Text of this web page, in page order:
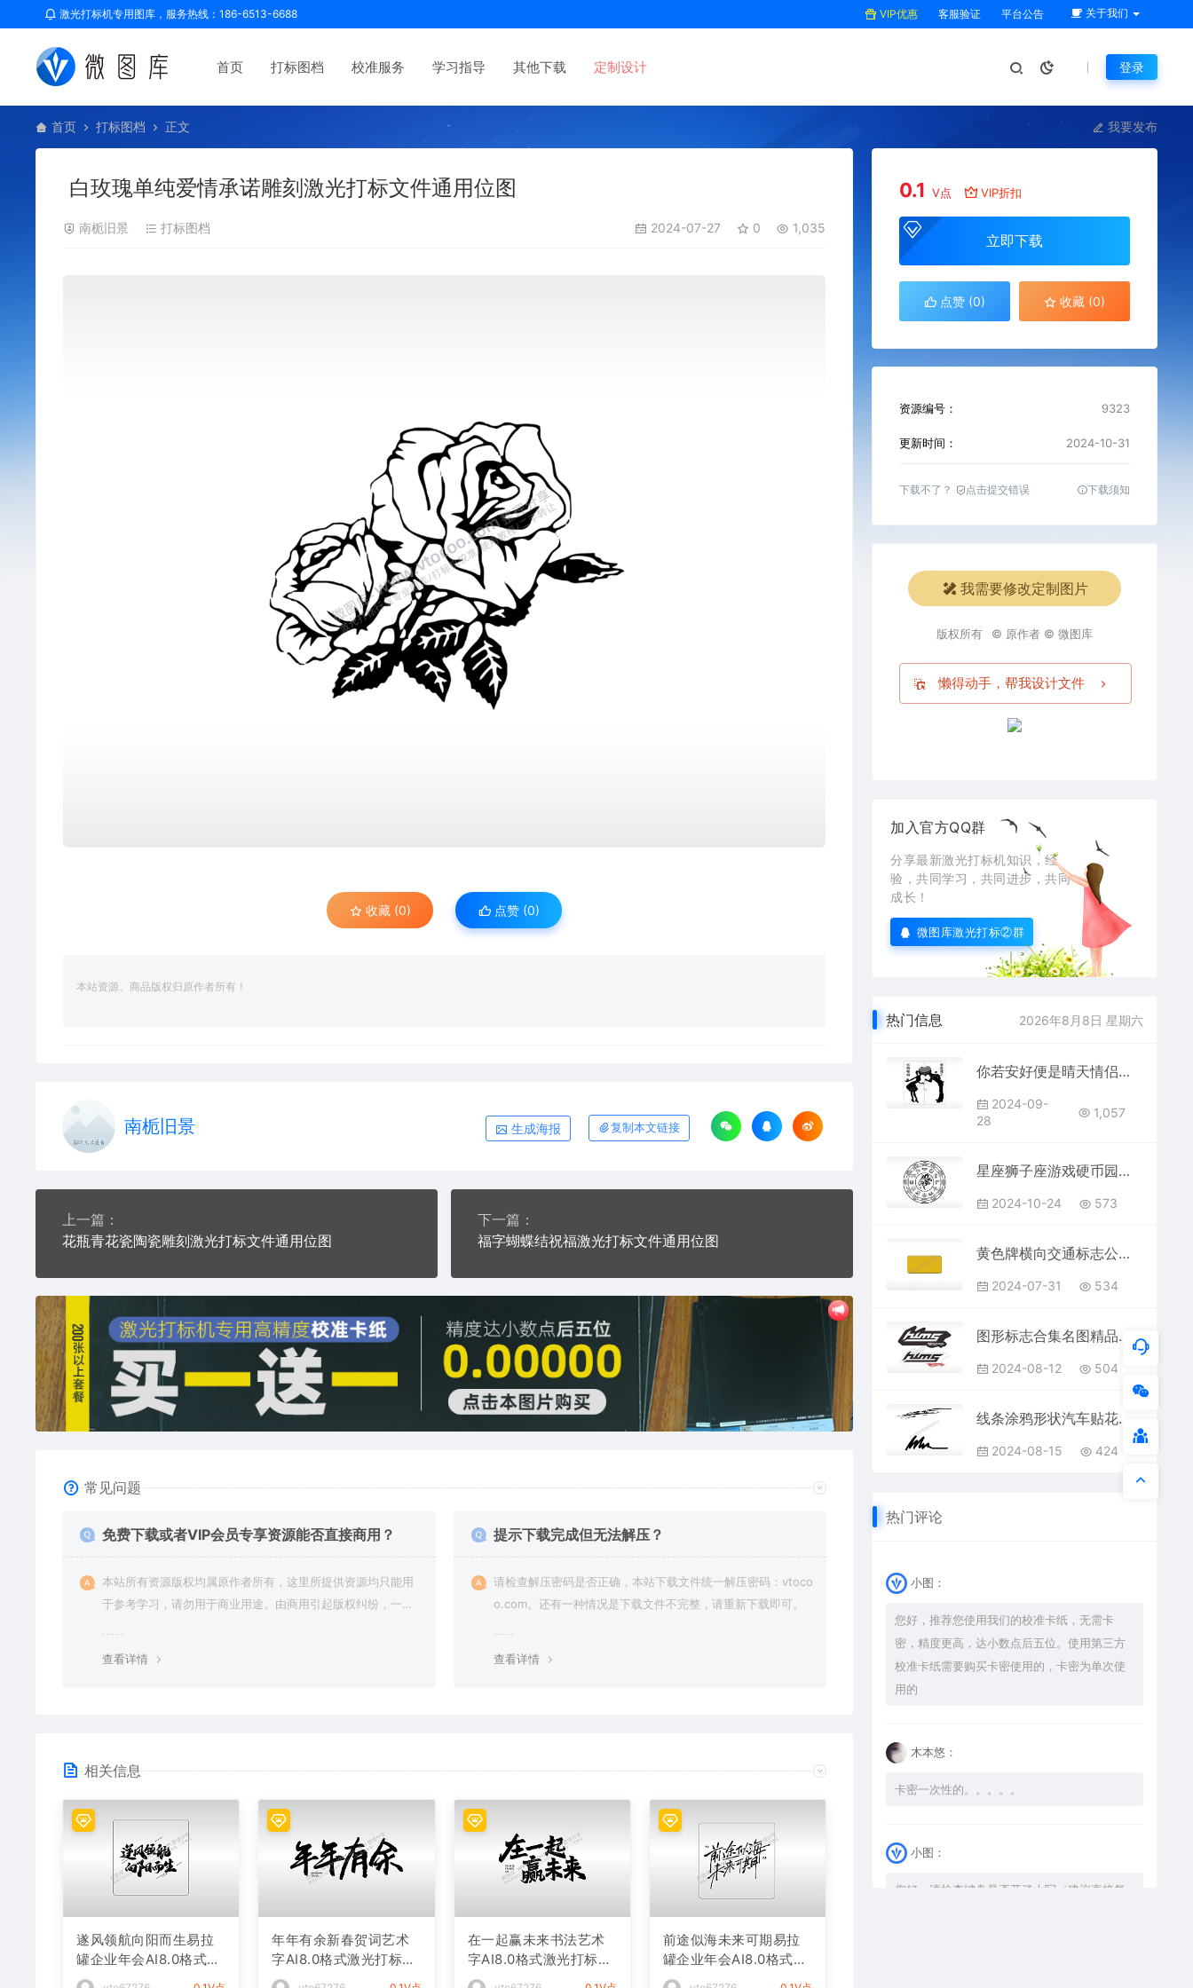
激光打标机专用图库，服务热线：186-6513-6688 VIP优惠 客服验证 平台公告 关于我们
首页 打标图档 校准服务 学习指导 其他下载 定制设计 登录
首页 打标图档 正文 我要发布
白玫瑰单纯爱情承诺雕刻激光打标文件通用位图
南栀旧景 打标图档 2024-07-27 0 1,035
收藏 (0) 点赞 (0)
本站资源、商品版权归原作者所有！
南栀旧景 生成海报 复制本文链接
上一篇：
花瓶青花瓷陶瓷雕刻激光打标文件通用位图
下一篇：
福字蝴蝶结祝福激光打标文件通用位图
常见问题
免费下载或者VIP会员专享资源能否直接商用？
本站所有资源版权均属原作者所有，这里所提供资源均只能用
于参考学习，请勿用于商业用途。由商用引起版权纠纷，一切
查看详情
提示下载完成但无法解压？
请检查解压密码是否正确，本站下载文件统一解压密码：vtoco
o.com。还有一种情况是下载文件不完整，请重新下载即可。
查看详情
相关信息
遂风领航向阳而生易拉
罐企业年会AI8.0格式激
光打标文件通用矢量图
年年有余新春贺词艺术
字AI8.0格式激光打标文
件通用矢量图
在一起赢未来书法艺术
字AI8.0格式激光打标文
件通用矢量图
前途似海未来可期易拉
罐企业年会AI8.0格式激
光打标文件通用矢量图
0.1 V点 VIP折扣
立即下载
点赞 (0) 收藏 (0)
资源编号： 9323
更新时间： 2024-10-31
下载不了？ 点击提交错误 下载须知
我需要修改定制图片
版权所有 © 原作者 © 微图库
懒得动手，帮我设计文件
加入官方QQ群
分享最新激光打标机知识，经
验，共同学习，共同进步，共同
成长！
微图库激光打标②群
热门信息 2026年8月8日 星期六
你若安好便是晴天情侣组合模板AI8.0格式激光打标文件通用矢量图
2024-09-
28
1,057
星座狮子座游戏硬币园项链AI8.0格式激光打标文件通用矢量图
2024-10-24 573
黄色牌横向交通标志公共标志AI8.0格式激光打标文件通用矢量图
2024-07-31 534
图形标志合集名图精品车贴精选AI8.0格式激光打标文件通用矢量图
2024-08-12 504
线条涂鸦形状汽车贴花卡通名图精品车贴精选
2024-08-15 424
热门评论
小图：
您好，推荐您使用我们的校准卡纸，无需卡
密，精度更高，达小数点后五位。使用第三方
校准卡纸需要购买卡密使用的，卡密为单次使
用的
木本悠：
卡密一次性的。。。。。
小图：
您好，请检查键盘是否开了大写（建议直接复